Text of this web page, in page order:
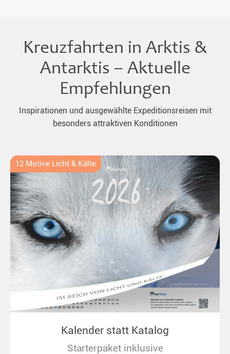
Kreuzfahrten in Arktis &
Antarktis – Aktuelle
Empfehlungen
Inspirationen und ausgewählte Expeditionsreisen mit
besonders attraktiven Konditionen
12 Motive Licht & Kälte
Kalender statt Katalog
Starterpaket inklusive